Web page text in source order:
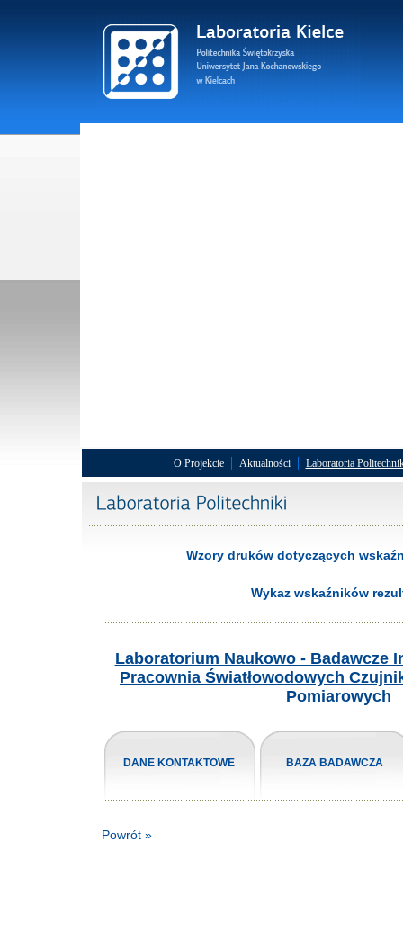
O Projekcie | Aktualności | Laboratoria
Wzory druków dotyczących
Wykaz wskaźników
Laboratorium Naukowo - Badawcze
Pracownia Światłowodowych
Pomiarowych
DANE KONTAKTOWE BAZA BADAWCZA
Powrót »